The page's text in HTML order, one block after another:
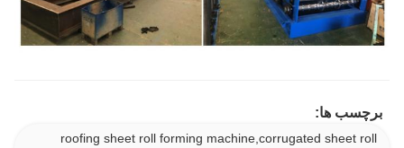
برچسب ها:
roofing sheet roll forming machine,corrugated sheet roll